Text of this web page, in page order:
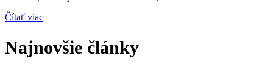
Čítať viac
Najnovšie články